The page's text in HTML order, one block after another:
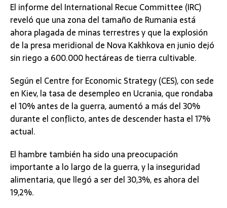
El informe del International Recue Committee (IRC)
reveló que una zona del tamaño de Rumania está
ahora plagada de minas terrestres y que la explosión
de la presa meridional de Nova Kakhkova en junio dejó
sin riego a 600.000 hectáreas de tierra cultivable.
Según el Centre for Economic Strategy (CES), con sede
en Kiev, la tasa de desempleo en Ucrania, que rondaba
el 10% antes de la guerra, aumentó a más del 30%
durante el conflicto, antes de descender hasta el 17%
actual.
El hambre también ha sido una preocupación
importante a lo largo de la guerra, y la inseguridad
alimentaria, que llegó a ser del 30,3%, es ahora del
19,2%.